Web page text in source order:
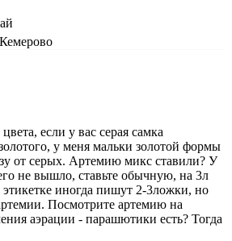
Кемерово
если у вас серая самка
у меня мальки золотой формы
от серых. Артемию микс ставили? У
не вышло, ставьте обычную, на 3л
иногда пишут 2-3ложки, но
Посмотрите артемию на
аэрации - парашютики есть? Тогда